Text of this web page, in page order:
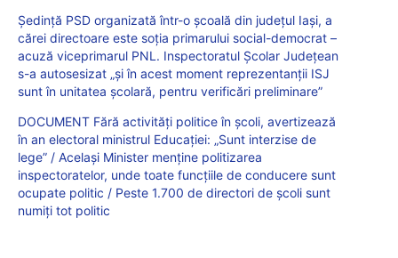
Ședință PSD organizată într-o școală din județul Iași, a
cărei directoare este soția primarului social-democrat –
acuză viceprimarul PNL. Inspectoratul Școlar Județean
s-a autosesizat „și în acest moment reprezentanții ISJ
sunt în unitatea școlară, pentru verificări preliminare”
DOCUMENT Fără activități politice în școli, avertizează
în an electoral ministrul Educației: „Sunt interzise de
lege” / Același Minister menține politizarea
inspectoratelor, unde toate funcțiile de conducere sunt
ocupate politic / Peste 1.700 de directori de școli sunt
numiți tot politic